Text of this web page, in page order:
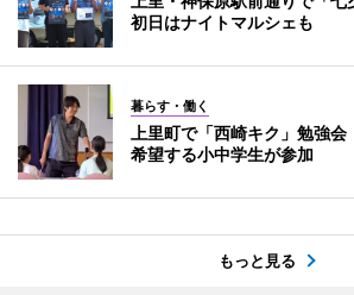
初日はナイトマルシェも
暮らす・働く
上里町で「西崎キク」勉強
希望する小中学生が参加
もっと見る